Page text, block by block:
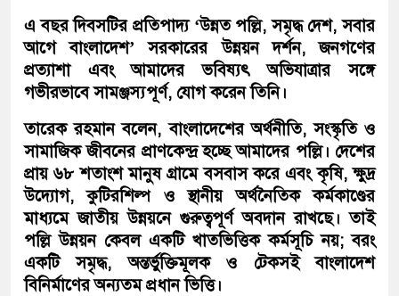
এ বছর দিবসটির প্রতিপাদ্য ‘উন্নত পল্লি, সমৃদ্ধ দেশ, সবার
আগে বাংলাদেশ’ সরকারের উন্নয়ন দর্শন, জনগণের
প্রত্যাশা এবং আমাদের ভবিষ্যৎ অভিযাত্রার সঙ্গে
গভীরভাবে সামঞ্জস্যপূর্ণ, যোগ করেন তিনি।
তারেক রহমান বলেন, বাংলাদেশের অর্থনীতি, সংস্কৃতি ও
সামাজিক জীবনের প্রাণকেন্দ্র হচ্ছে আমাদের পল্লি। দেশের
প্রায় ৬৮ শতাংশ মানুষ গ্রামে বসবাস করে এবং কৃষি, ক্ষুদ্র
উদ্যোগ, কুটিরশিল্প ও স্থানীয় অর্থনৈতিক কর্মকাণ্ডের
মাধ্যমে জাতীয় উন্নয়নে গুরুত্বপূর্ণ অবদান রাখছে। তাই
পল্লি উন্নয়ন কেবল একটি খাতভিত্তিক কর্মসূচি নয়; বরং
একটি সমৃদ্ধ, অন্তর্ভুক্তিমূলক ও টেকসই বাংলাদেশ
বিনির্মাণের অন্যতম প্রধান ভিত্তি।